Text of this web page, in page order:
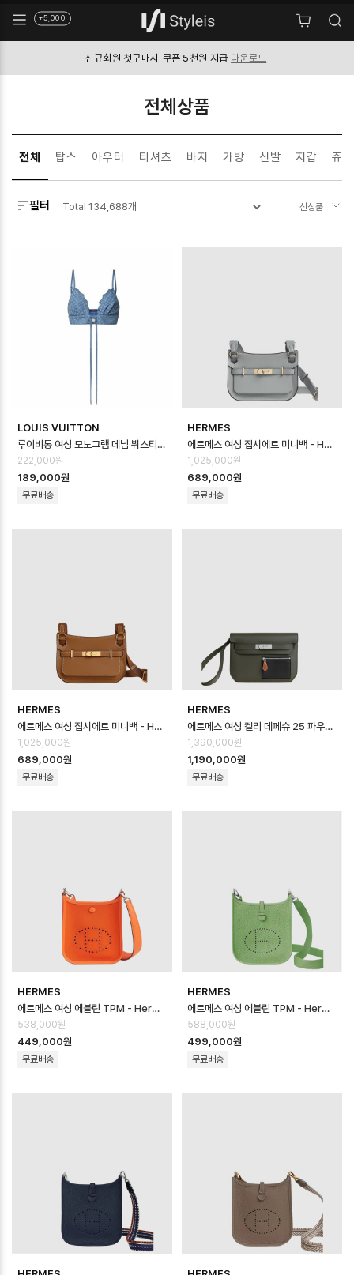
+5,000
신규회원 첫구매시 쿠폰 5천원 지급 다운로드
전체상품
전체 탑스 아우터 티셔츠 바지 가방 신발 지갑 쥬
필터 Total 134,688개
LOUIS VUITTON
루이비통 여성 모노그램 데님 뷔스티에 - Louis vuitton Womens Monogr…
222,000원
189,000원
무료배송
HERMES
에르메스 여성 집시에르 미니백 - Hermes Womens Jypsiere Mini Bag…
1,025,000원
689,000원
무료배송
HERMES
에르메스 여성 집시에르 미니백 - Hermes Womens Jypsiere Mini Bag…
1,025,000원
689,000원
무료배송
HERMES
에르메스 여성 켈리 데페슈 25 파우치 - Hermes Womens Kelly Dépech…
1,390,000원
1,190,000원
무료배송
HERMES
에르메스 여성 에블린 TPM - Hermes Womens Evelyn TPM - heb17…
538,000원
449,000원
무료배송
HERMES
에르메스 여성 에블린 TPM - Hermes Womens Evelyn TPM - heb17…
588,000원
499,000원
무료배송